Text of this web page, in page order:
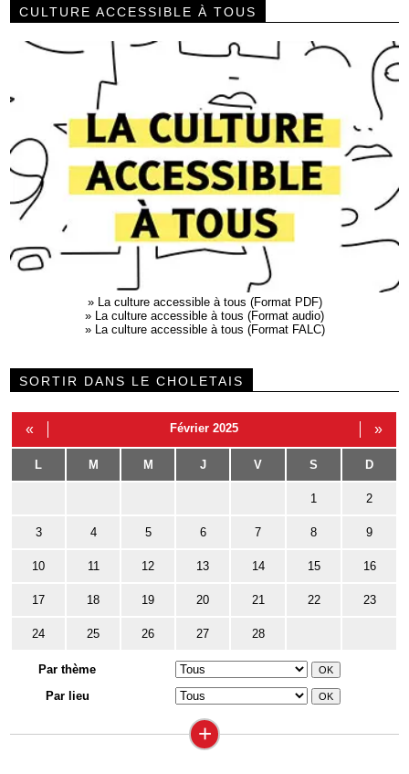
CULTURE ACCESSIBLE À TOUS
»
La culture accessible à tous (Format PDF)
»
La culture accessible à tous (Format audio)
»
La culture accessible à tous (Format FALC)
SORTIR DANS LE CHOLETAIS
« Février 2025 »
L M M J V S D
1 2
3 4 5 6 7 8 9
10 11 12 13 14 15 16
17 18 19 20 21 22 23
24 25 26 27 28
Par thème
Par lieu
+